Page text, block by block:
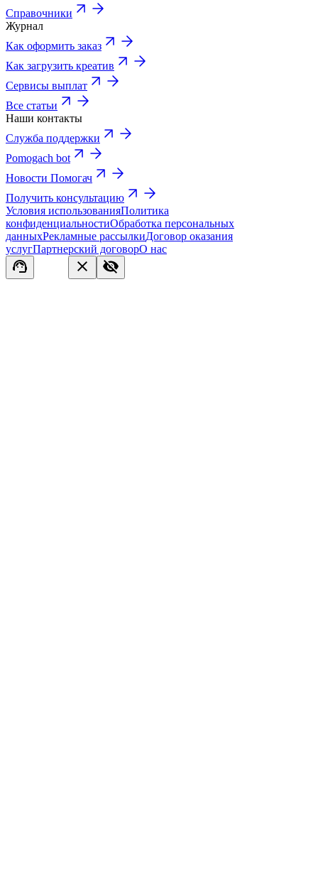
Справочники
Журнал
Как оформить заказ
Как загрузить креатив
Сервисы выплат
Все статьи
Наши контакты
Служба поддержки
Pomogach bot
Новости Помогач
Получить консультацию
Условия использованияПолитика
конфиденциальностиОбработка персональных
данныхРекламные рассылкиДоговор оказания
услугПартнерский договорО нас